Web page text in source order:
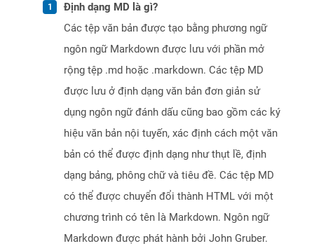
Định dạng MD là gì?
Các tệp văn bản được tạo bằng phương ngữ
ngôn ngữ Markdown được lưu với phần mở
rộng tệp .md hoặc .markdown. Các tệp MD
được lưu ở định dạng văn bản đơn giản sử
dụng ngôn ngữ đánh dấu cũng bao gồm các ký
hiệu văn bản nội tuyến, xác định cách một văn
bản có thể được định dạng như thụt lề, định
dạng bảng, phông chữ và tiêu đề. Các tệp MD
có thể được chuyển đổi thành HTML với một
chương trình có tên là Markdown. Ngôn ngữ
Markdown được phát hành bởi John Gruber.